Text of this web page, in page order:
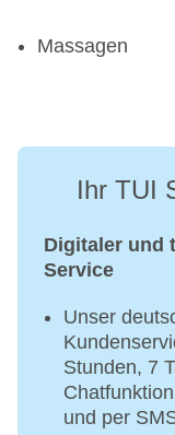
Massagen
Ihr TUI
Digitaler und
Service
Unser
Stunden, 7
und per